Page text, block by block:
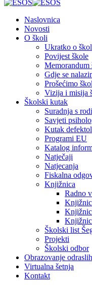
Naslovnica
Novosti
O školi
Ukratko o
Povijest škole
Memorandum
Gdje se
Prošećimo
Vizija i misija
Školski kutak
Suradnja s
Savjeti
Kutak
Programi EU
Katalog
Natječaji
Natjecanja
Fiskalna
Knjižnica
Radno
Školski list
Projekti
Školski odbor
Obrazovanje odraslih
Virtualna šetnja
Kontakt